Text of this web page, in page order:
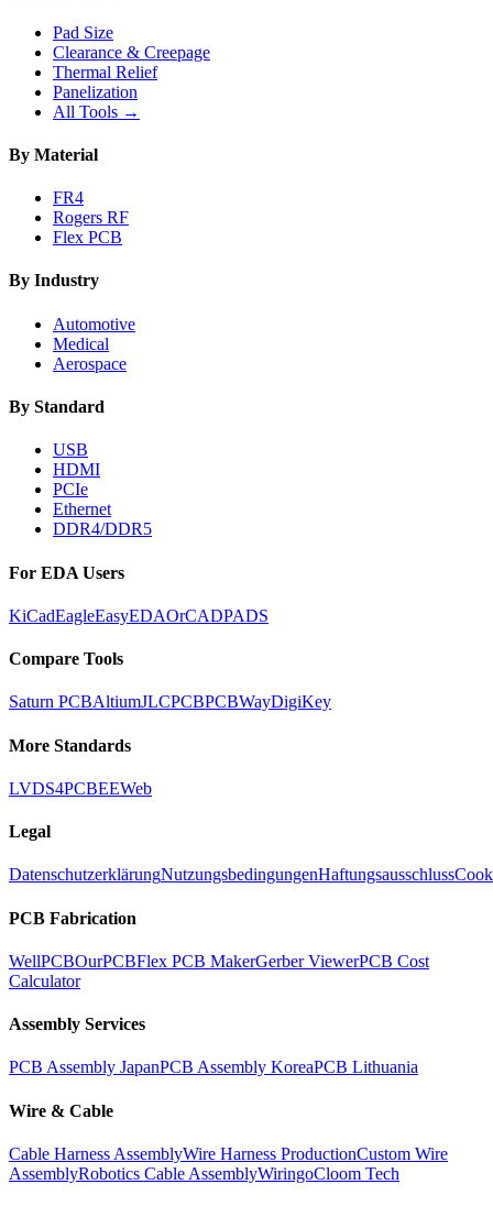
Pad Size
Clearance & Creepage
Thermal Relief
Panelization
All Tools →
By Material
FR4
Rogers RF
Flex PCB
By Industry
Automotive
Medical
Aerospace
By Standard
USB
HDMI
PCIe
Ethernet
DDR4/DDR5
For EDA Users
KiCadEagleEasyEDAOrCADPADS
Compare Tools
Saturn PCBAltiumJLCPCBPCBWayDigiKey
More Standards
LVDS4PCBEEWeb
Legal
DatenschutzerklärungNutzungsbedingungenHaftungsausschluss
PCB Fabrication
WellPCBOurPCBFlex PCB MakerGerber ViewerPCB Cost
Calculator
Assembly Services
PCB Assembly JapanPCB Assembly KoreaPCB Lithuania
Wire & Cable
Cable Harness AssemblyWire Harness ProductionCustom Wire
AssemblyRobotics Cable AssemblyWiringoCloom Tech